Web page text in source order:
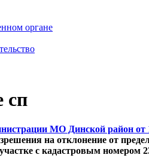
органе
сп
МО Динской район от
на отклонение от
с кадастровым номером